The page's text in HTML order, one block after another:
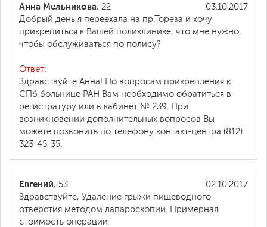
03.10.2017
Анна Мельникова, 22
Добрый день,я переехала на пр.Тореза и хочу
прикрепиться к Вашей поликлинике, что мне нужно,
чтобы обслуживаться по полису?
Ответ:
Здравствуйте Анна! По вопросам прикрепления к
СПб больнице РАН Вам необходимо обратиться в
регистратуру или в кабинет № 239. При
возникновении дополнительных вопросов Вы
можете позвонить по телефону контакт-центра (812)
323-45-35.
02.10.2017
Евгений, 53
Здравствуйте, Удаление грыжи пищеводного
отверстия методом лапароскопии. Примерная
стоимость операции